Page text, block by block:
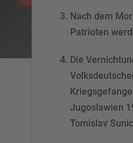
zu, um
Mehr
Usercentrics
Nach dem
Patrioten
Die
Jugoslawien
Tomislav Sunic